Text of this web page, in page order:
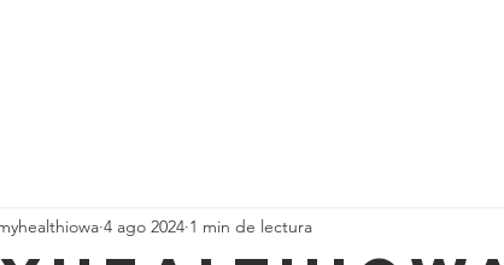
4 ago 2024 1 min de lectura